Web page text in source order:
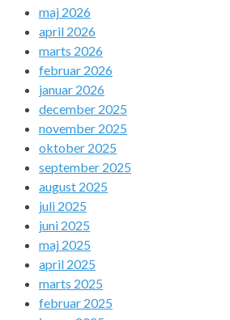
maj 2026
april 2026
marts 2026
februar 2026
januar 2026
december 2025
november 2025
oktober 2025
september 2025
august 2025
juli 2025
juni 2025
maj 2025
april 2025
marts 2025
februar 2025